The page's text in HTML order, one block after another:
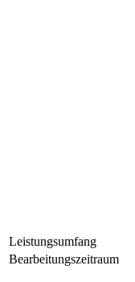
Leistungsumfang
Bearbeitungszeitraum